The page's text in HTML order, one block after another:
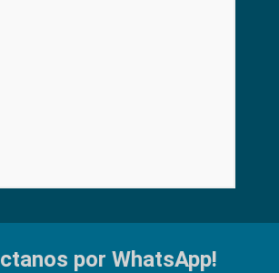
por WhatsApp!